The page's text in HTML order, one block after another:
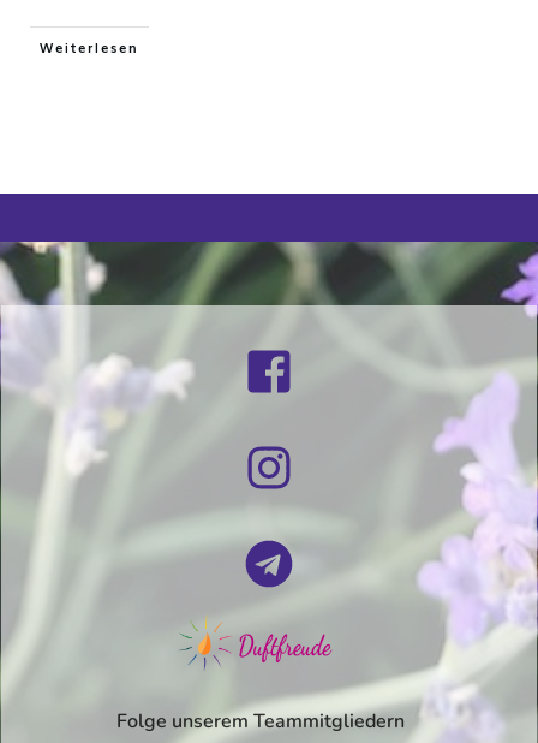
Weiterlesen
Folge unserem Teammitgliedern